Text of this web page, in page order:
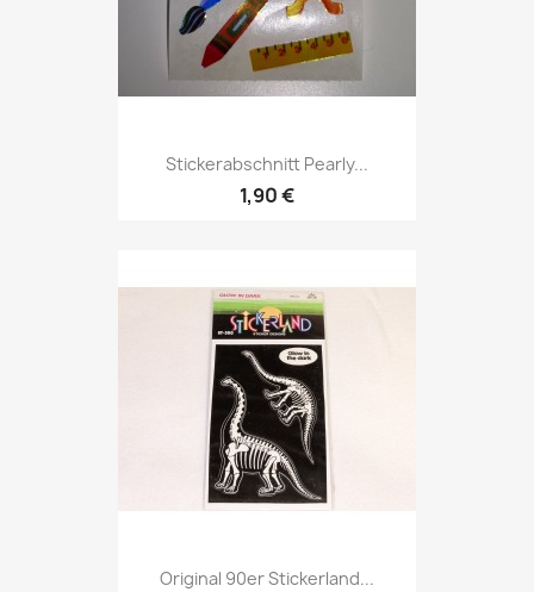
Stickerabschnitt Pearly...
1,90 €
Original 90er Stickerland...